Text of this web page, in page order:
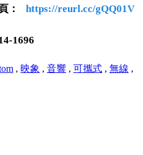
：
https://reurl.cc/gQQ01V
1696
, 映象 , 音響 , 可攜式 , 無線 ,